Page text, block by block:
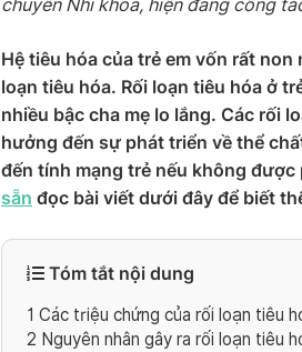
chuyên Nhi khoa, hiện đang công
Hệ tiêu hóa của trẻ em vốn rất
loạn tiêu hóa. Rối loạn tiêu hóa ở
nhiều bậc cha mẹ lo lắng. Các rối
hưởng đến sự phát triển về thể
đến tính mạng trẻ nếu không
sẵn đọc bài viết dưới đây để biết
Tóm tắt nội dung
1 Các triệu chứng của rối loạn tiêu
2 Nguyên nhân gây ra rối loạn tiêu